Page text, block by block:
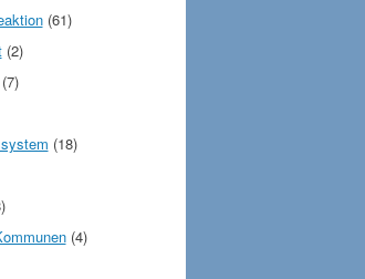
(61)
(2)
(18)
(4)